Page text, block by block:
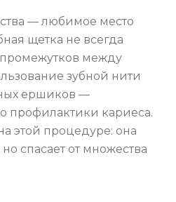
— любимое место
щетка не всегда
между
зубной нити
ершиков —
профилактики кариеса.
этой процедуре: она
спасает от множества